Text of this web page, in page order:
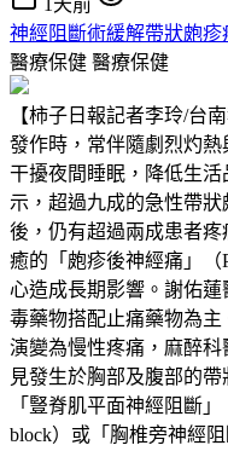
神經阻斷術緩解帶狀皰
醫療保健 醫療保健
【柿子日報記者李玲/台
發作時，常伴隨劇烈灼
干擾夜間睡眠，降低生
示，超過九成的急性帶
後，仍有超過兩成患者
癒的「皰疹後神經痛」（
心造成長期影響。謝佑
毒藥物搭配止痛藥物為
演變為慢性疼痛，麻醉
見發生於胸部及腹部的
「豎脊肌平面神經阻斷」
block）或「胸椎旁神經阻